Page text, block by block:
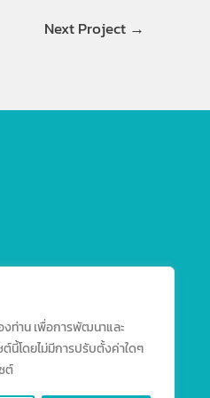
ท่าน เพื่อการพัฒนาและ
ต์นี้โดยไม่มีการปรับตั้งค่าใดๆ
ต์
Next Project →
วิชาการ
นโลยีสารสนเทศ